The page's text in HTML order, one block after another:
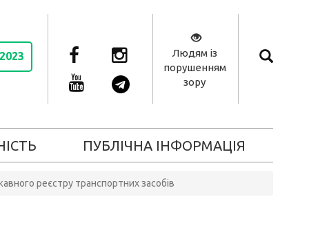
Людям із
порушенням
зору
ПУБЛІЧНА ІНФОРМАЦІЯ
реєстру транспортних засобів